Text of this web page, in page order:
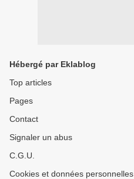
Hébergé par Eklablog
Top articles
Pages
Contact
Signaler un abus
C.G.U.
Cookies et données personnelles